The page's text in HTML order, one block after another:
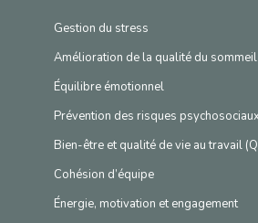
Gestion du stress
Amélioration de la qualité du sommeil
Équilibre émotionnel
Prévention des risques
Bien-être et qualité de vie au travail
Cohésion d’équipe
Énergie, motivation et engagement